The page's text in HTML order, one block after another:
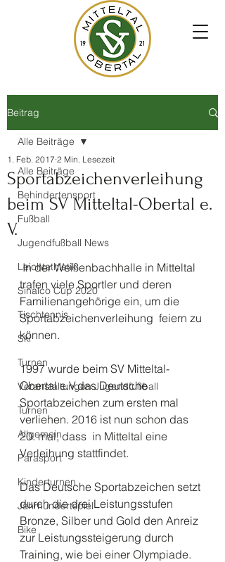
Beitrag
Alle Beiträge
Behindertensport
Fußball
Jugendfußball News
Leichtathletik
Sinalco Cup 2020
Tischtennis
Ski
Turnen
Veranstaltungen Jugendfußball
Turnen
Allgemein
Parasport
Kinderturnen
Jahrhundertspiel
Bike
Alle Beiträge
Sportabzeichenverleihung
beim SV Mitteltal-Obertal e.
V.
1. Feb. 2017 2 Min. Lesezeit
In der Weißenbachhalle in Mitteltal
trafen viele Sportler und deren
Familienangehörige ein, um die
Sportabzeichenverleihung  feiern zu
können.
1997 wurde beim SV Mitteltal-
Obertal e.V.das Deutsche
Sportabzeichen zum ersten mal
verliehen. 2016 ist nun schon das
20. mal, dass  in Mitteltal eine
Verleihung stattfindet.
Das Deutsche Sportabzeichen setzt
durch die drei Leistungsstufen
Bronze, Silber und Gold den Anreiz
zur Leistungssteigerung durch
Training, wie bei einer Olympiade.